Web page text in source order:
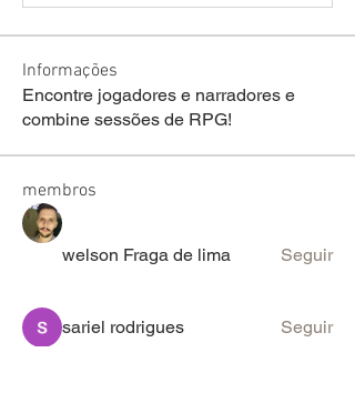
Informações
Encontre jogadores e narradores e
combine sessões de RPG!
membros
welson Fraga de lima Seguir
sariel rodrigues
Seguir